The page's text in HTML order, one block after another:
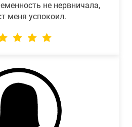
не нервничала,
меня успокоил.